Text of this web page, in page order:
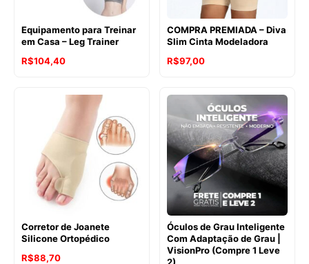
Equipamento para Treinar
em Casa – Leg Trainer
R$104,40
COMPRA PREMIADA – Diva
Slim Cinta Modeladora
R$97,00
Corretor de Joanete
Silicone Ortopédico
R$88,70
Óculos de Grau Inteligente
Com Adaptação de Grau |
VisionPro (Compre 1 Leve